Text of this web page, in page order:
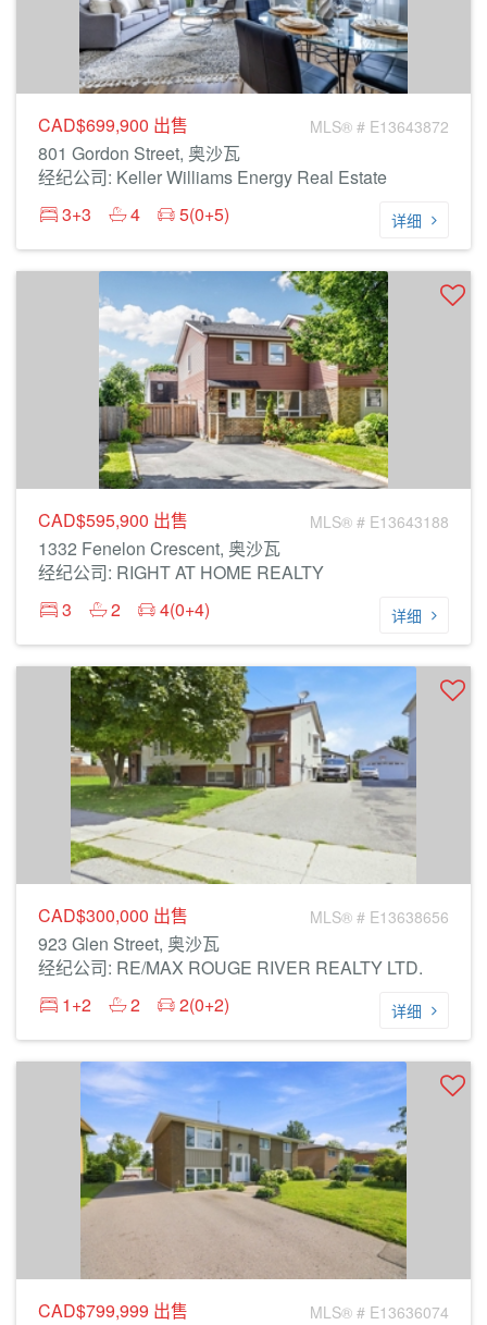
CAD$699,900 出售 MLS® # E13643872
801 Gordon Street, 奥沙瓦
经纪公司: Keller Williams Energy Real Estate
3+3
4 5(0+5) 详细
CAD$595,900 出售 MLS® # E13643188
1332 Fenelon Crescent, 奥沙瓦
经纪公司: RIGHT AT HOME REALTY
3
2 4(0+4) 详细
CAD$300,000 出售 MLS® # E13638656
923 Glen Street, 奥沙瓦
经纪公司: RE/MAX ROUGE RIVER REALTY LTD.
1+2
2 2(0+2) 详细
CAD$799,999 出售 MLS® # E13636074